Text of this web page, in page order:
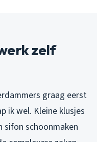
zelf
graag eerst
ik wel. Kleine klusjes
sifon schoonmaken